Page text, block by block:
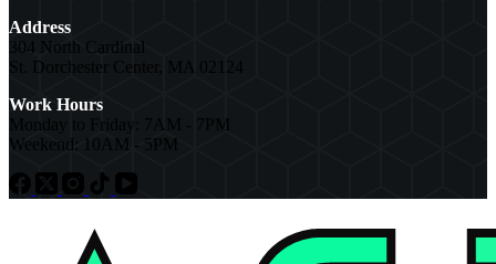
Address
304 North Cardinal
St. Dorchester Center, MA 02124
Work Hours
Monday to Friday: 7AM - 7PM
Weekend: 10AM - 5PM